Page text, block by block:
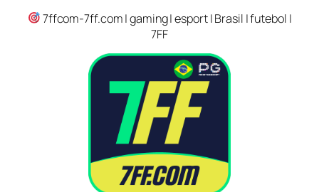
7ffcom-7ff.com | gaming | esport | Brasil | futebol |
7FF